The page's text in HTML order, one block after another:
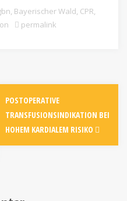
, Bayerischer Wald, CPR,
permalink
POSTOPERATIVE
TRANSFUSIONSINDIKATION BEI
HOHEM KARDIALEM RISIKO